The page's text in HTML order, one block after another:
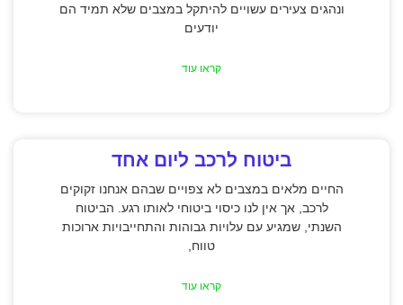
ונהגים צעירים עשויים להיתקל במצבים שלא תמיד הם
יודעים
קראו עוד
ביטוח לרכב ליום אחד
החיים מלאים במצבים לא צפויים שבהם אנחנו זקוקים
לרכב, אך אין לנו כיסוי ביטוחי לאותו רגע. הביטוח
השנתי, שמגיע עם עלויות גבוהות והתחייבויות ארוכות
טווח,
קראו עוד